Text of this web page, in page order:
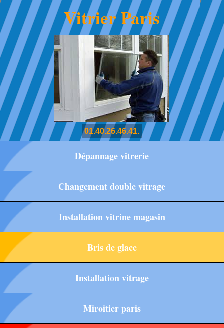
Vitrier Paris
01.40.26.46.41.
Dépannage vitrerie
Changement double vitrage
Installation vitrine magasin
Bris de glace
Installation vitrage
Miroitier paris